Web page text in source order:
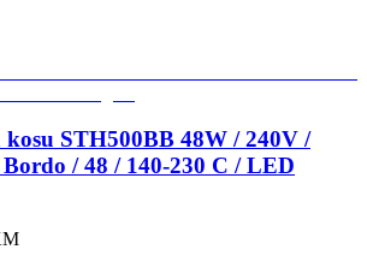
kosu STH500BB 48W / 240V /
/ 48 / 140-230 C / LED